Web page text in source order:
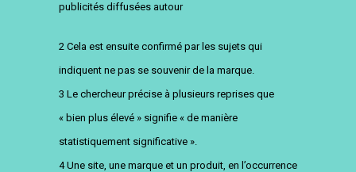
publicités diffusées autour
2 Cela est ensuite confirmé par les sujets qui
indiquent ne pas se souvenir de la marque.
3 Le chercheur précise à plusieurs reprises que
« bien plus élevé » signifie « de manière
statistiquement significative ».
4 Une site, une marque et un produit, en l’occurrence